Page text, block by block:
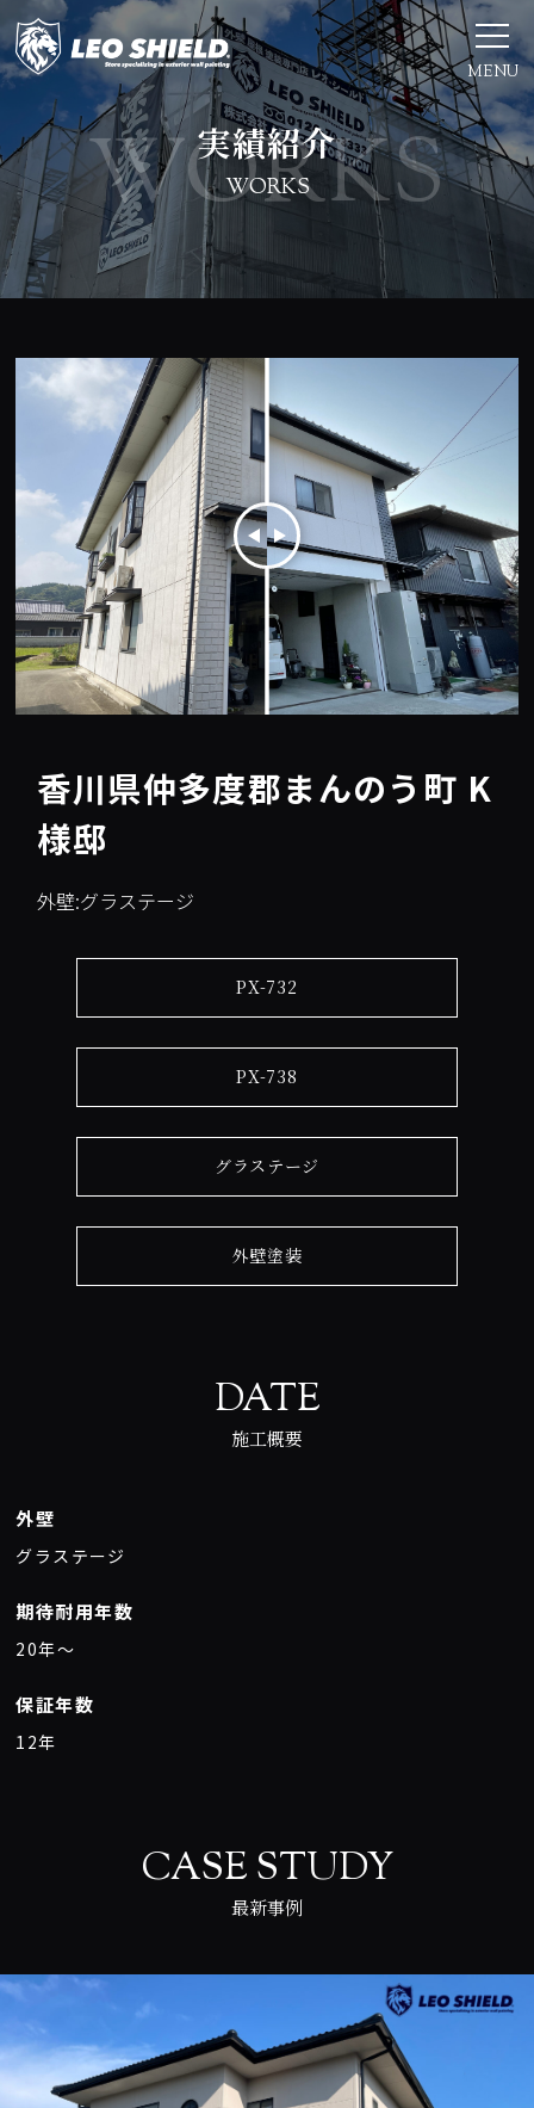
MENU
実績紹介
WORKS
香川県仲多度郡まんのう町 K
様邸
外壁:グラステージ
PX-732
PX-738
グラステージ
外壁塗装
DATE
施工概要
外壁
グラステージ
期待耐用年数
20年〜
保証年数
12年
CASE STUDY
最新事例